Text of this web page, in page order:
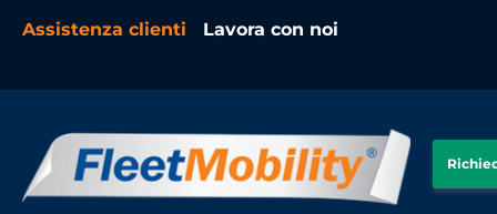
Assistenza clienti Lavora con noi